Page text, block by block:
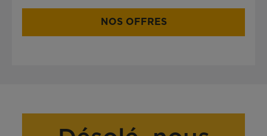
NOS OFFRES